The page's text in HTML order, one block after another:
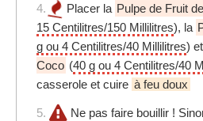
4. Placer la Pulpe de Fruit
15 Centilitres/150 Millilitres), la
g ou 4 Centilitres/40 Millilitres)
Coco (40 g ou 4 Centilitres/40
casserole et cuire à feu doux
5.
Ne pas faire bouillir !